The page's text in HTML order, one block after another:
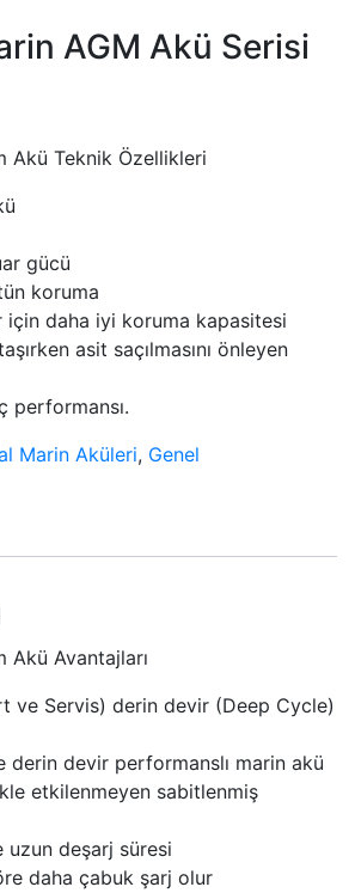
AGM Akü Serisi
Akü Teknik Özellikleri
gücü
koruma
için daha iyi koruma kapasitesi
asit saçılmasını önleyen
performansı.
Marin Aküleri, Genel
Akü Avantajları
ve Servis) derin devir (Deep Cycle)
derin devir performanslı marin akü
etkilenmeyen sabitlenmiş
deşarj süresi
daha çabuk şarj olur